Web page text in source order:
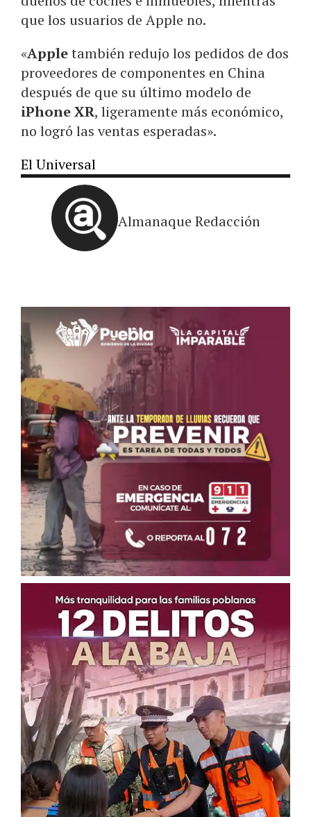
que los usuarios de Apple no.
«Appletambién redujo los pedidos de dos
proveedores de componentes en China
después de que su último modelo de
iPhone XR, ligeramente más económico,
no logró las ventas esperadas».
El Universal
Almanaque Redacción